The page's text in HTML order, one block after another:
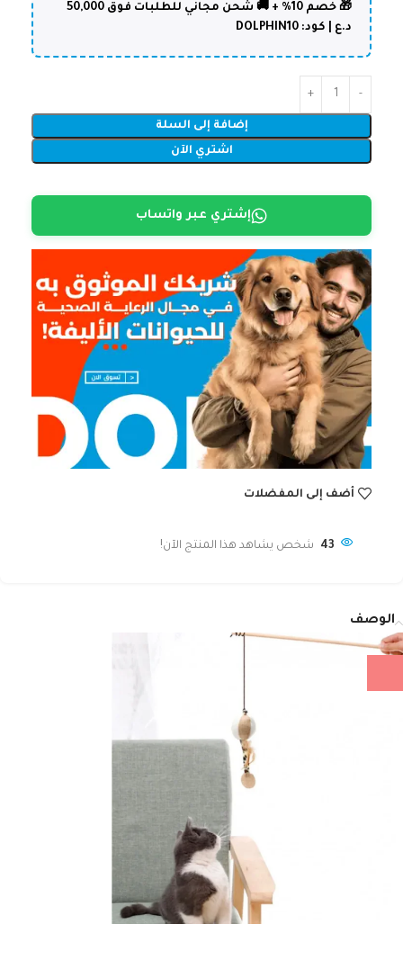
🎁 خصم 10% + 🚚 شحن مجاني للطلبات فوق 50,000
د.ع | كود: DOLPHIN10
إضافة إلى السلة
اشتري الآن
إشتري عبر واتساب
أضف إلى المفضلات
43 شخص يشاهد هذا المنتج الآن!
الوصف